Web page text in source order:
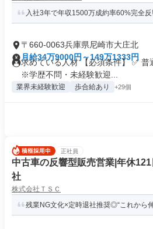
入社3年で年収1500万成約率60%完全反
〒660-0063兵庫県尼崎市大庄北
月給34万9000円～149万1333円
求めている人材 【必須条件】 ✅ 普
※学歴不問・未経験歓迎...
業界未経験歓迎 歩合給あり +29個
正社員
中古車の反響型販売営業|年休
社
株式会社ＴＳＣ
残業NG文化×定時退社推奨◎“これから